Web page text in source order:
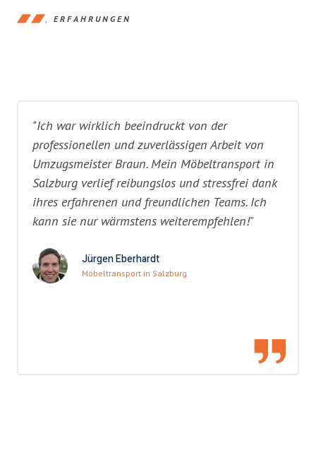
ERFAHRUNGEN
"Ich war wirklich beeindruckt von der
professionellen und zuverlässigen Arbeit von
Umzugsmeister Braun. Mein Möbeltransport in
Salzburg verlief reibungslos und stressfrei dank
ihres erfahrenen und freundlichen Teams. Ich
kann sie nur wärmstens weiterempfehlen!"
Jürgen Eberhardt
Möbeltransport in Salzburg